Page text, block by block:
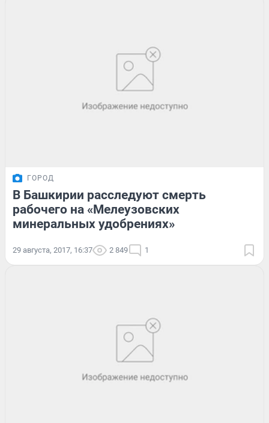
ГОРОД
В Башкирии расследуют смерть
рабочего на «Мелеузовских
минеральных удобрениях»
29 августа, 2017, 16:37 2 849 1